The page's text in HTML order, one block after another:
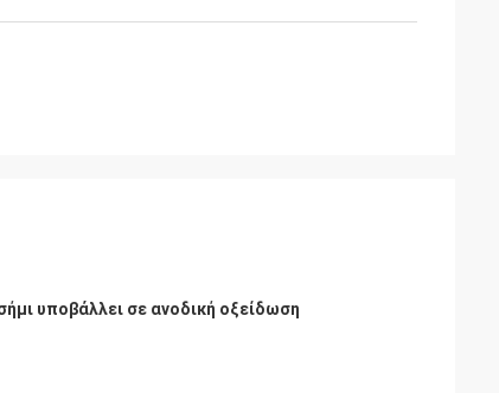
υποβάλλει σε ανοδική οξείδωση